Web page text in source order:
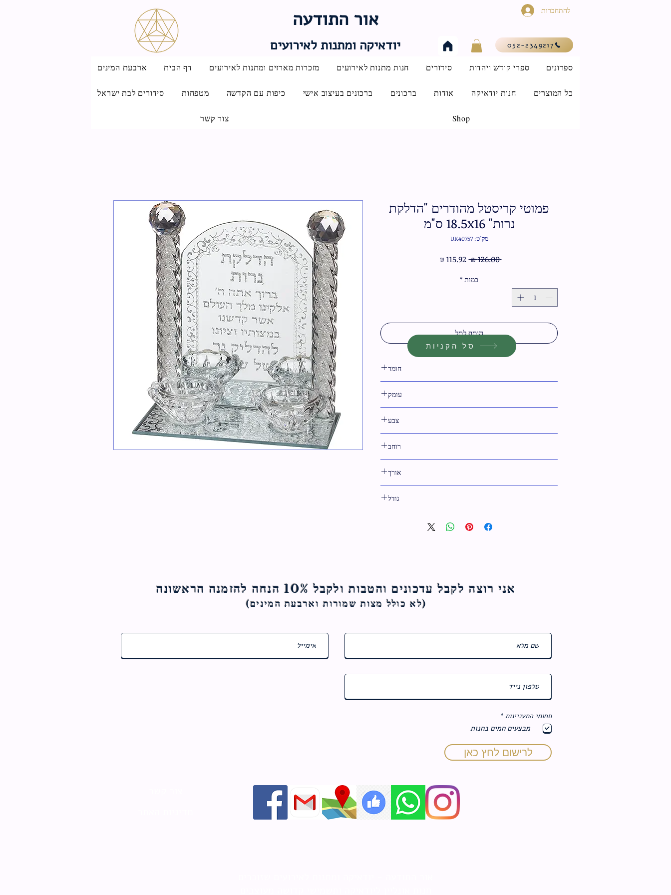
אור התודעה
יודאיקה ומתנות לאירועים
להתחברות
052-2349217
ארבעת המינים דף הבית מזכרות מארזים ומתנות לאירועים חנות מתנות לאירועים סידורים ספרי קודש ויהדות ספרונים
סידורים לבת ישראל מטפחות כיפות עם הקדשה ברכונים בעיצוב אישי ברכונים אודות חנות יודאיקה כל המוצרים
צור קשר Shop
פמוטי קריסטל מהודרים "הדלקת
נרות" 18.5x16 ס"מ
מק"ט: UK40757
‏126.00 ‏₪
מחיר
‏115.92 ‏₪
כמות *
הוסף לסל
חומר
עומק
צבע
רוחב
אורך
גודל
סל הקניות
אני רוצה לקבל עדכונים והטבות ולקבל 10% הנחה להזמנה הראשונה
(לא כולל מצות שמורות וארבעת המינים)
תחומי התעניינות *
ב
מבצעים חמים בחנות
לרישום לחץ כאן